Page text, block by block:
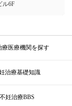
ル6F
療医療機関を探す
治療基礎知識
不妊治療BBS